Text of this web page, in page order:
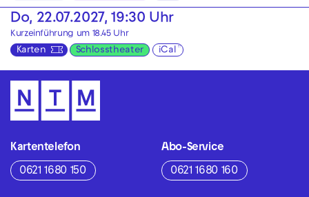
Do, 22.07.2027, 19:30 Uhr
Kurzeinführung um 18.45 Uhr
Karten Schlosstheater iCal
Kartentelefon
0621 1680 150
Abo-Service
0621 1680 160